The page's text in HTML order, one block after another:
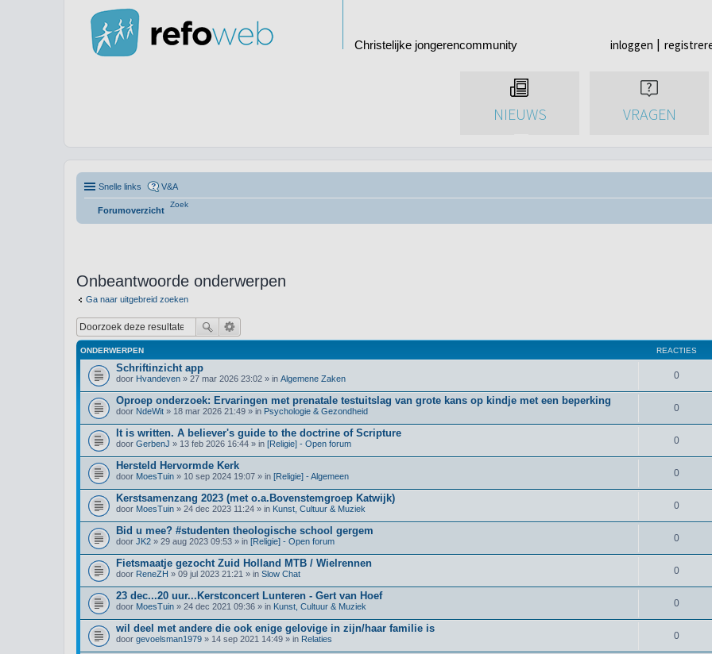
Christelijke jongerencommunity inloggen
NIEUWS VRAGEN
Snelle links V&A
Forumoverzicht
Zoek
Onbeantwoorde onderwerpen
Ga naar uitgebreid zoeken
ONDERWERPEN REACTIES
Schriftinzicht app
door Hvandeven » 27 mar 2026 23:02 » in Algemene Zaken 0
Oproep onderzoek: Ervaringen met prenatale testuitslag van grote kans op kindje met een beperking
door NdeWit » 18 mar 2026 21:49 » in Psychologie & Gezondheid 0
It is written. A believer's guide to the doctrine of Scripture
door GerbenJ » 13 feb 2026 16:44 » in [Religie] - Open forum 0
Hersteld Hervormde Kerk
door MoesTuin » 10 sep 2024 19:07 » in [Religie] - Algemeen 0
Kerstsamenzang 2023 (met o.a.Bovenstemgroep Katwijk)
door MoesTuin » 24 dec 2023 11:24 » in Kunst, Cultuur & Muziek 0
Bid u mee? #studenten theologische school gergem
door JK2 » 29 aug 2023 09:53 » in [Religie] - Open forum 0
Fietsmaatje gezocht Zuid Holland MTB / Wielrennen
door ReneZH » 09 jul 2023 21:21 » in Slow Chat 0
23 dec...20 uur...Kerstconcert Lunteren - Gert van Hoef
door MoesTuin » 24 dec 2021 09:36 » in Kunst, Cultuur & Muziek 0
wil deel met andere die ook enige gelovige in zijn/haar familie is
door gevoelsman1979 » 14 sep 2021 14:49 » in Relaties 0